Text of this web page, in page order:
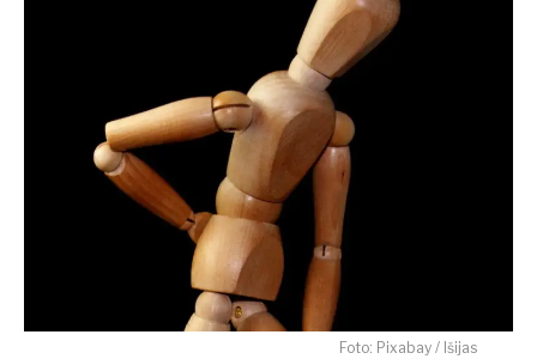
Foto: Pixabay / Išijas